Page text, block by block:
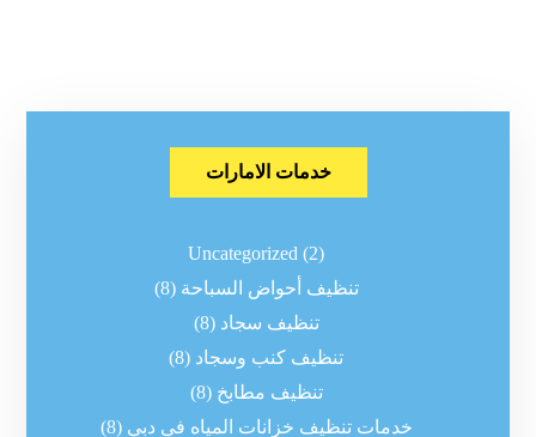
خدمات الامارات
Uncategorized (2)
تنظيف أحواض السباحة (8)
تنظيف سجاد (8)
تنظيف كنب وسجاد (8)
تنظيف مطابخ (8)
خدمات تنظيف خزانات المياه في دبي (8)